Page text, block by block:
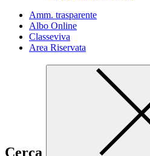
Amm. trasparente
Albo Online
Classeviva
Area Riservata
Cerca